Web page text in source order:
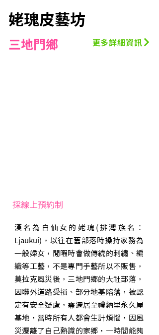
姥瑰皮藝坊
三地門鄉 更多詳細資訊
採線上預約制
漢名為白仙女的姥瑰(排灣族名：
Ljaukui)，以往在舊部落時操持家務為
一般婦女，閒暇時會做傳統的刺繡、編
織等工藝，不是專門手藝所以不販售，
莫拉克風災後，三地門鄉的大社部落，
因聯外道路受損、部分地基陷落，被認
定有安全疑慮，需遷居至禮納里永久屋
基地，當時所有人都會生計煩惱，因風
災遷離了自己熟識的家鄉，一時間能夠